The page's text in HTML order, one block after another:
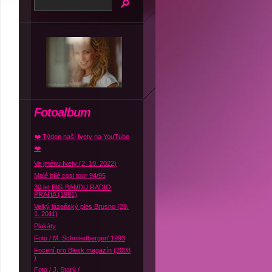
Fotoalbum
❤️ Týden naší Ivety na YouTube
❤️
Ve jménu Ivety (2. 10. 2022)
Malé bílé cosi tour 94/95
30 let BIG BANDU RADIO
PRAHA (1991)
Velký lázeňský ples Brusno (29.
1. 2011)
Plakáty
Foto / M. Schmiedberger/ 1993
Focení pro Blesk magazín (2008
)
Foto / J. Starý /